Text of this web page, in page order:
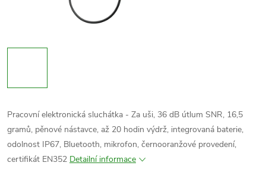
Pracovní elektronická sluchátka - Za uši, 36 dB útlum SNR, 16,5
gramů, pěnové nástavce, až 20 hodin výdrž, integrovaná baterie,
odolnost IP67, Bluetooth, mikrofon, černooranžové provedení,
certifikát EN352 Detailní informace